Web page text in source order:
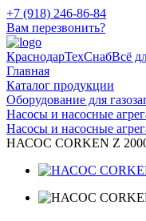
+7 (918) 246-86-84
Вам перезвонить?
КраснодарТехСнабВсё
Главная
Каталог продукции
Оборудование для
Насосы и насосные
Насосы и насосные
НАСОС CORKEN Z